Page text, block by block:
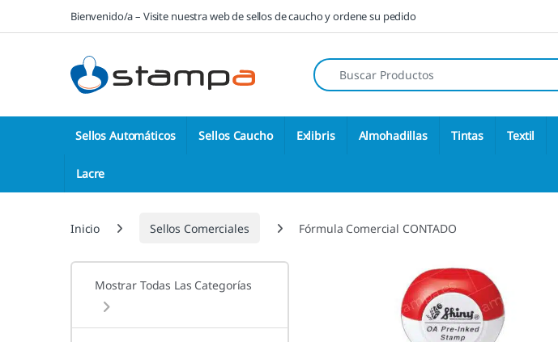
Saltar a la navegación
Saltar al contenidoBienvenido/a – Visite nuestra web de sellos de caucho y ordene su pedido
Búsqueda de:
Sellos Automáticos Sellos Caucho Exlibris Almohadillas Tintas Textil
Lacre
Inicio Sellos Comerciales Fórmula Comercial CONTADO
Mostrar Todas Las Categorías